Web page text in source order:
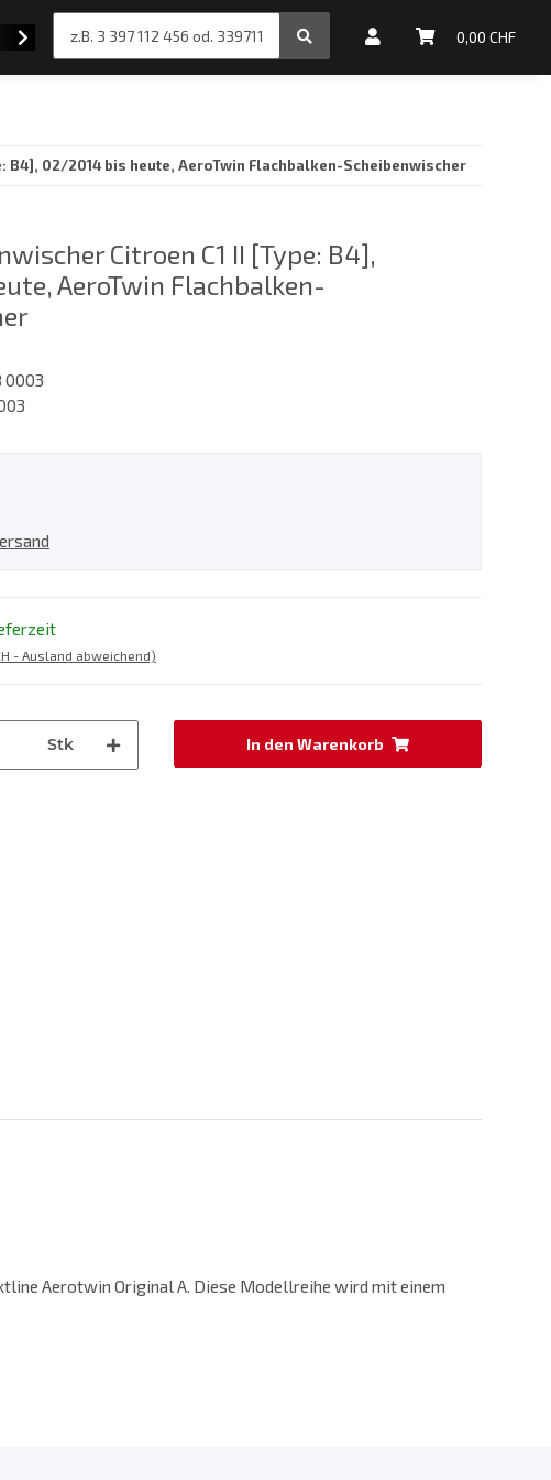
0,00 CHF
Originale Motoröle
B4], 02/2014 bis heute, AeroTwin Flachbalken-Scheibenwischer
Citroen C1 II [Type: B4],
AeroTwin Flachbalken-
0003
- Ausland abweichend)
Stk In den Warenkorb
Aerotwin Original A. Diese Modellreihe wird mit einem